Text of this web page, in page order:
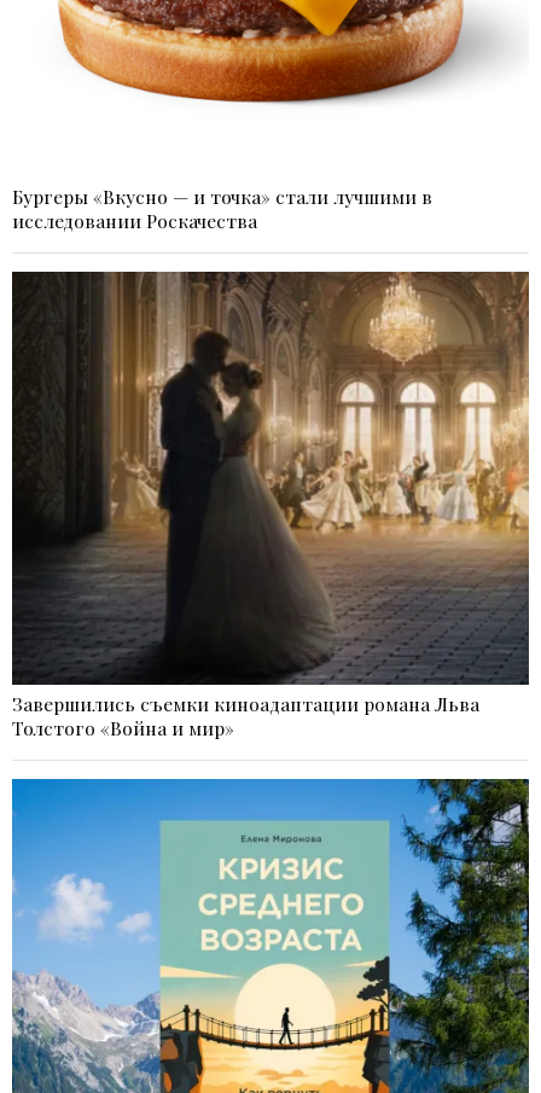
Бургеры «Вкусно — и точка» стали лучшими в
исследовании Роскачества
Завершились съемки киноадаптации романа Льва
Толстого «Война и мир»